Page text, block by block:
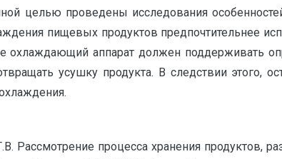
целью проведены исследования
пищевых продуктов предпочтительнее
охлаждающий аппарат должен поддерживать
усушку продукта. В следствии этого,
Рассмотрение процесса хранения продуктов,